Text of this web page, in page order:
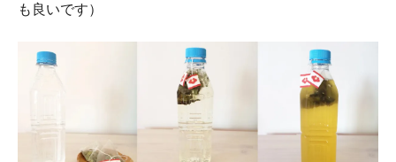
も良いです）